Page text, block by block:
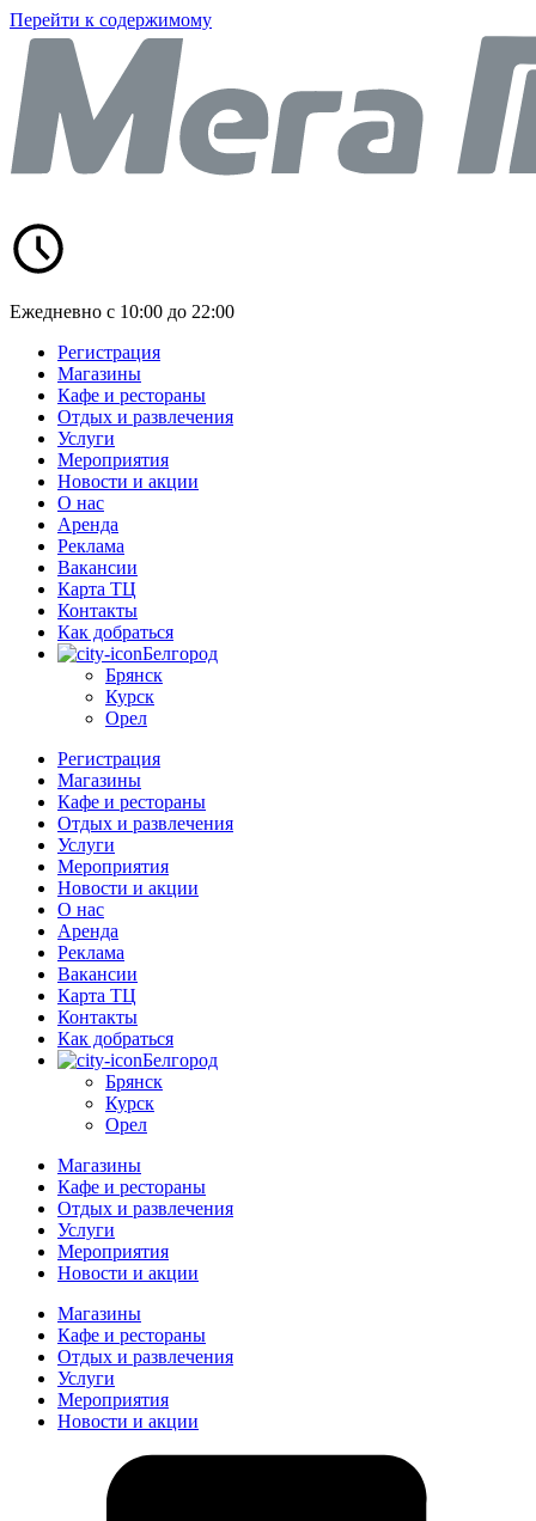
Перейти к содержимому
Ежедневно с 10:00 до 22:00
Регистрация
Магазины
Кафе и рестораны
Отдых и развлечения
Услуги
Мероприятия
Новости и акции
О нас
Аренда
Реклама
Вакансии
Карта ТЦ
Контакты
Как добраться
Белгород
Брянск
Курск
Орел
Регистрация
Магазины
Кафе и рестораны
Отдых и развлечения
Услуги
Мероприятия
Новости и акции
О нас
Аренда
Реклама
Вакансии
Карта ТЦ
Контакты
Как добраться
Белгород
Брянск
Курск
Орел
Магазины
Кафе и рестораны
Отдых и развлечения
Услуги
Мероприятия
Новости и акции
Магазины
Кафе и рестораны
Отдых и развлечения
Услуги
Мероприятия
Новости и акции